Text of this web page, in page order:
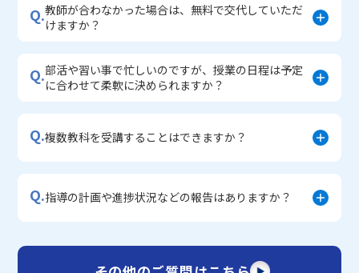
Q.教師が合わなかった場合は、無料で交代していただ
けますか？
Q.部活や習い事で忙しいのですが、授業の日程は予定
に合わせて柔軟に決められますか？
Q.複数教科を受講することはできますか？
Q.指導の計画や進捗状況などの報告はありますか？